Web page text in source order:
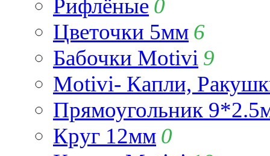
Рифлёные 0
Цветочки 5мм 6
Бабочки Motivi 9
Motivi- Капли,
Прямоугольник
Круг 12мм 0